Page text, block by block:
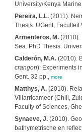
University/Kenya
Pereira, L.L.(2011).
Thesis. UGent,
Armenteros, M.(2010).
Sea. PhD Thesis.
Calderón, M.A.(2010).
crangon): Experiments
Gent. 32 pp., more
Matthys, A.(2010).
Villarricameer (Chili,
Faculty of Sciences,
Synaeve, J.(2010).
bathymetrische en